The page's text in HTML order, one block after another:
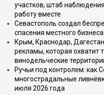
участков, штаб
работу вместе
Севастополь создал
спасения местного бизнеса
Крым, Краснодар,
рекламы, которая охватит
винодельческие
Ручьи под контролем: как
многострадальные
июля 2026 года